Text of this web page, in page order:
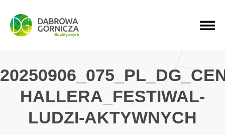
PRZEJDŹ DO MENU GŁÓWNEGO
PRZEJDŹ DO WYSZUKIWARKI
PRZEJDŹ DO TREŚCI
HALLERA_FESTIWAL-
LUDZI-AKTYWNYCH